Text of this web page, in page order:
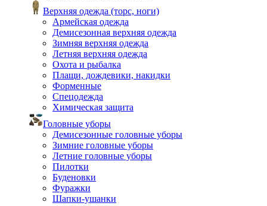
Верхняя одежда (торс, ноги)
Армейская одежда
Демисезонная верхняя одежда
Зимняя верхняя одежда
Летняя верхняя одежда
Охота и рыбалка
Плащи, дождевики, накидки
Форменные
Спецодежда
Химическая защита
Головные уборы
Демисезонные головные уборы
Зимние головные уборы
Летние головные уборы
Пилотки
Буденовки
Фуражки
Шапки-ушанки